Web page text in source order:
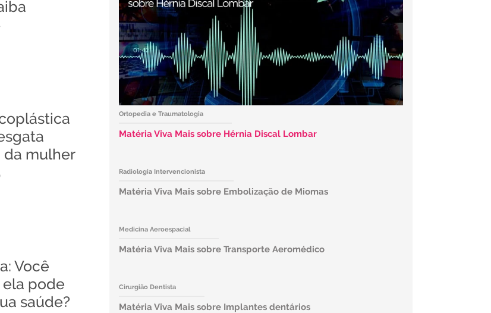
mulher
Você
pode
saúde?
Ortopedia e Traumatologia
Matéria Viva Mais sobre Hérnia Discal Lombar
Radiologia Intervencionista
Matéria Viva Mais sobre Embolização de Miomas
Medicina Aeroespacial
Matéria Viva Mais sobre Transporte Aeromédico
Cirurgião Dentista
Matéria Viva Mais sobre Implantes dentários